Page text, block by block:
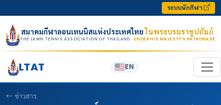
ระบบนักกีฬา
สมาคมกีฬาลอนเทนนิสแห่งประเทศไทยในพระบรมราชูปถัมภ์
THE LAWN TENNIS ASSOCIATION OF THAILAND · UNDER HIS MAJESTY’S PATRONAGE
LTAT EN
ข่าวสาร